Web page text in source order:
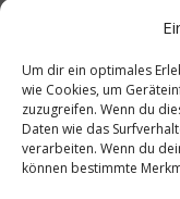
Um dir ein optimales
wie Cookies, um
zuzugreifen. Wenn du
Daten wie das
verarbeiten. Wenn du
können bestimmte
Gesundes